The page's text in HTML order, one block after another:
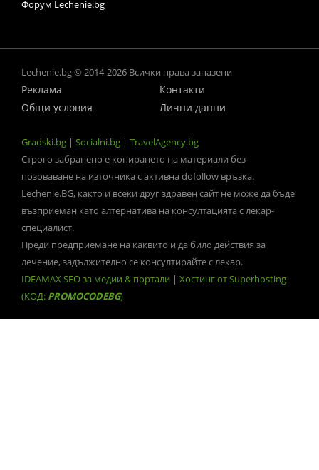
Форум Lechenie.bg
Lechenie.bg © 2014-2026 Всички права запазени
Реклама
Контакти
Общи условия
Лични данни
Gradski.bg | Socialni.bg | TravelAgency.bg
Строго забранено е копирането на материали без
позоваване на източника с активна dofollow връзка.
Lechenie.BG, както и всеки друг здравен сайт не може да бъде
възприеман като алтернатива на консултацията с лекар-
специалист.
Преди предприемане на каквито и да било действия за
лечение, задължително се консултирайте с лекар.
IDEAMAX SEO за медии & портали | Хостинг от Superhosting
(КОД: PROMOCODEBG)